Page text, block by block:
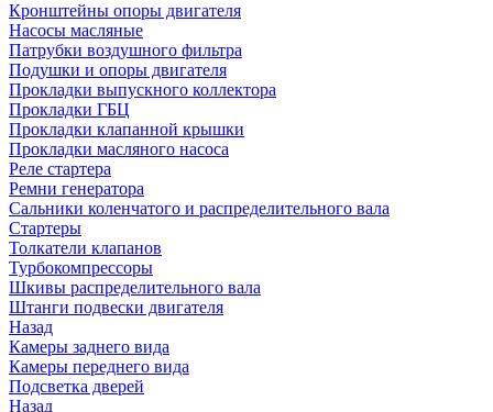
Кронштейны опоры двигателя
Насосы масляные
Патрубки воздушного фильтра
Подушки и опоры двигателя
Прокладки выпускного коллектора
Прокладки ГБЦ
Прокладки клапанной крышки
Прокладки масляного насоса
Реле стартера
Ремни генератора
Сальники коленчатого и распределительного вала
Стартеры
Толкатели клапанов
Турбокомпрессоры
Шкивы распределительного вала
Штанги подвески двигателя
Назад
Камеры заднего вида
Камеры переднего вида
Подсветка дверей
Назад